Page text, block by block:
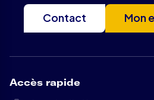
Contact Mon
Accès rapide